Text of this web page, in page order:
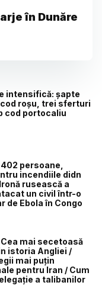
în Dunăre
intensifică: șapte
roșu, trei sferturi
cod portocaliu
402 persoane,
incendiile didn
rusească a
un civil într-o
de Ebola în Congo
Cea mai secetoasă
istoria Angliei /
mai puțin
pentru Iran / Cum
a talibanilor